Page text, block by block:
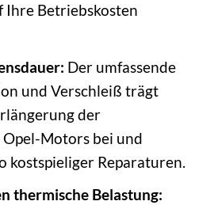
Ihre Betriebskosten
Der umfassende
und Verschleiß trägt
der
Motors bei und
kostspieliger Reparaturen.
thermische Belastung: